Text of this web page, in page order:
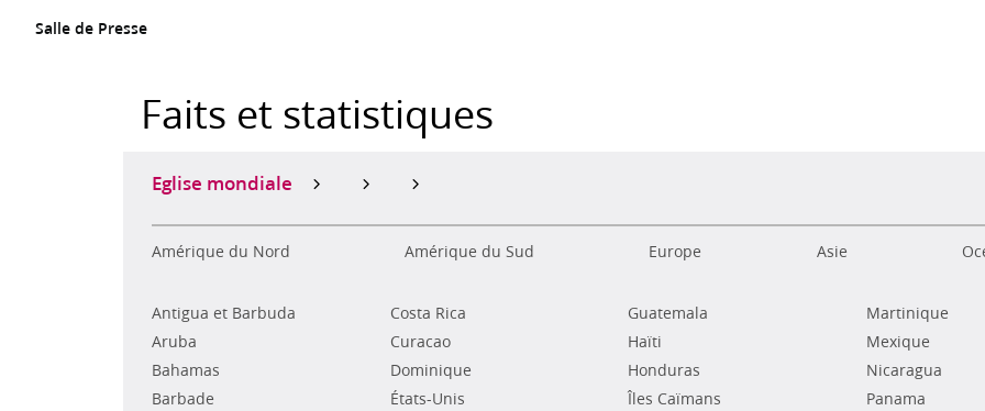
Salle de Presse
Faits et statistiques
Eglise mondiale
Amérique du Nord Amérique du Sud Europe Asie
Antigua et Barbuda
Aruba
Bahamas
Barbade
Costa Rica
Curacao
Dominique
États-Unis
Guatemala
Haïti
Honduras
Îles Caïmans
Martinique
Mexique
Nicaragua
Panama